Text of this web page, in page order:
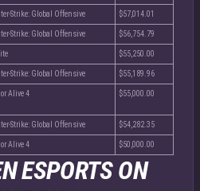
Strike: Global Offensive $57,014.01
Strike: Global Offensive $56,754.79
$55,250.00
Strike: Global Offensive $55,189.96
or Alive 4 $55,000.00
Strike: Global Offensive $54,282.35
or Alive 4 $50,000.00
ESPORTS ON